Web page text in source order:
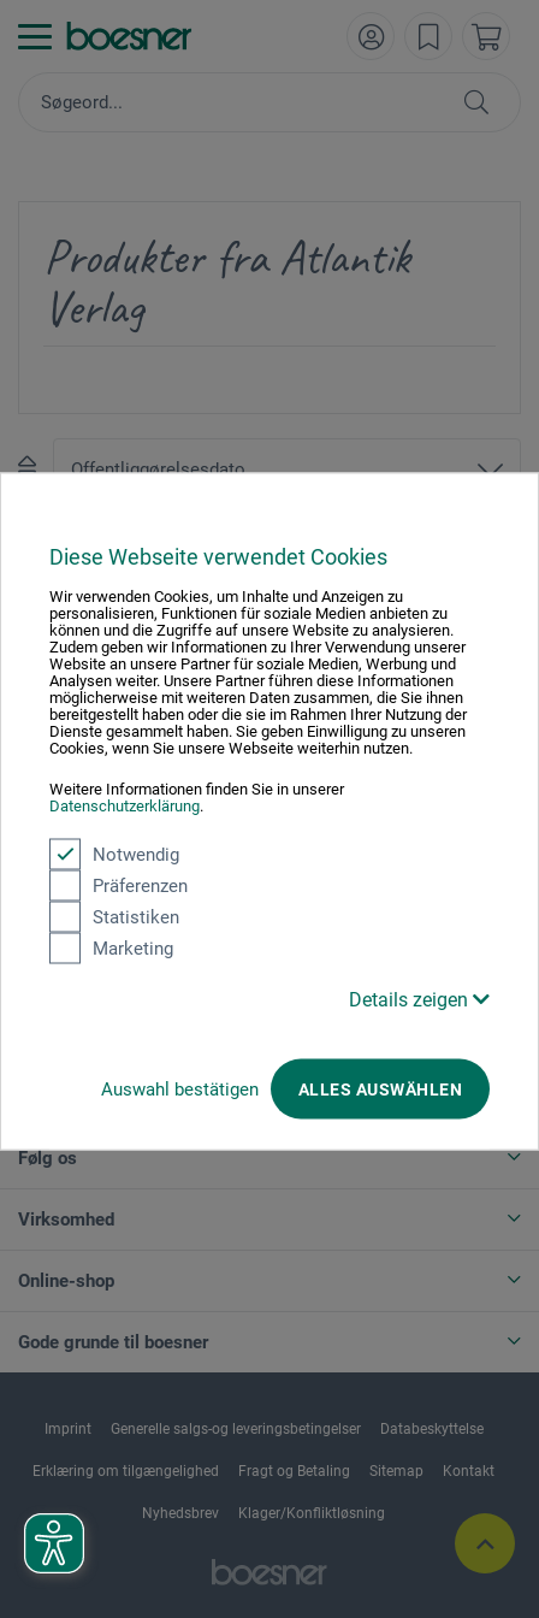
Diese Webseite verwendet Cookies
Wir verwenden Cookies, um Inhalte und Anzeigen zu
personalisieren, Funktionen für soziale Medien anbieten zu
können und die Zugriffe auf unsere Website zu analysieren.
Zudem geben wir Informationen zu Ihrer Verwendung unserer
Website an unsere Partner für soziale Medien, Werbung und
Analysen weiter. Unsere Partner führen diese Informationen
möglicherweise mit weiteren Daten zusammen, die Sie ihnen
bereitgestellt haben oder die sie im Rahmen Ihrer Nutzung der
Dienste gesammelt haben. Sie geben Einwilligung zu unseren
Cookies, wenn Sie unsere Webseite weiterhin nutzen.
Weitere Informationen finden Sie in unserer
Datenschutzerklärung.
Notwendig
Präferenzen
Statistiken
Marketing
Details zeigen
Auswahl bestätigen ALLES AUSWÄHLEN
Produkter fra Atlantik
Verlag
Absolut sikker
ANNULLER BESTILLING
Følg os
Virksomhed
Online-shop
Gode grunde til boesner
Imprint Generelle salgs-og leveringsbetingelser Databeskyttelse
Erklæring om tilgængelighed Fragt og Betaling Sitemap Kontakt
Nyhedsbrev Klager/Konfliktløsning